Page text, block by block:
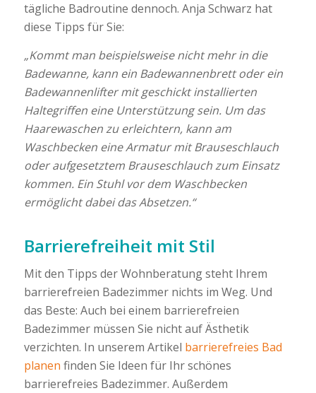
tägliche Badroutine dennoch. Anja Schwarz hat
diese Tipps für Sie:
„Kommt man beispielsweise nicht mehr in die
Badewanne, kann ein Badewannenbrett oder ein
Badewannenlifter mit geschickt installierten
Haltegriffen eine Unterstützung sein. Um das
Haarewaschen zu erleichtern, kann am
Waschbecken eine Armatur mit Brauseschlauch
oder aufgesetztem Brauseschlauch zum Einsatz
kommen. Ein Stuhl vor dem Waschbecken
ermöglicht dabei das Absetzen.“
Barrierefreiheit mit Stil
Mit den Tipps der Wohnberatung steht Ihrem
barrierefreien Badezimmer nichts im Weg. Und
das Beste: Auch bei einem barrierefreien
Badezimmer müssen Sie nicht auf Ästhetik
verzichten. In unserem Artikel barrierefreies Bad
planen finden Sie Ideen für Ihr schönes
barrierefreies Badezimmer. Außerdem